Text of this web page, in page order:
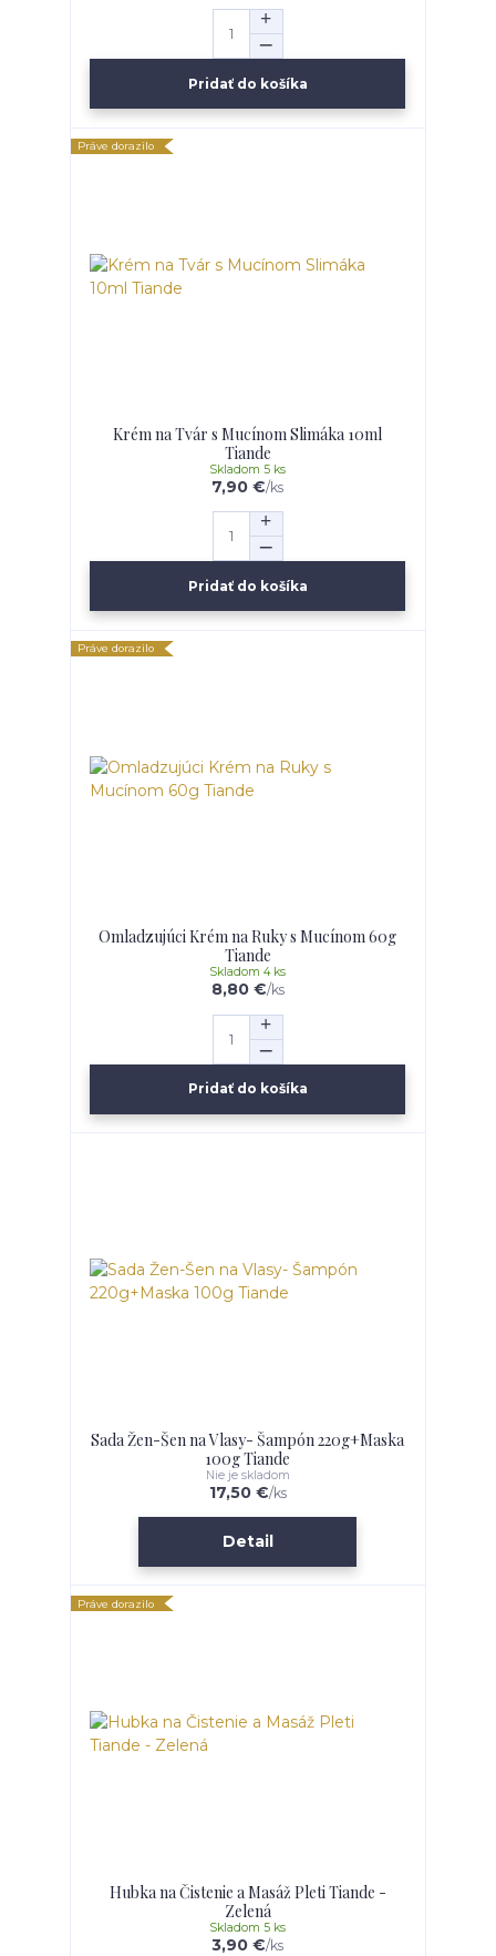
Pridať do košíka
Práve dorazilo
Krém na Tvár s Mucínom Slimáka 10ml
Tiande
7,90 €/ks
Skladom 5 ks
Pridať do košíka
Práve dorazilo
Omladzujúci Krém na Ruky s Mucínom 60g
Tiande
8,80 €/ks
Skladom 4 ks
Pridať do košíka
Sada Žen-Šen na Vlasy- Šampón 220g+Maska
100g Tiande
17,50 €/ks
Nie je skladom
Detail
Práve dorazilo
Hubka na Čistenie a Masáž Pleti Tiande -
Zelená
3,90 €/ks
Skladom 5 ks